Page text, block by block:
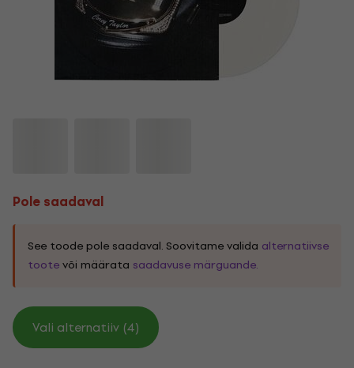
Pole saadaval
See toode pole saadaval. Soovitame valida alternatiivse
tootevõi määrata saadavuse märguande.
Vali alternatiiv (4)